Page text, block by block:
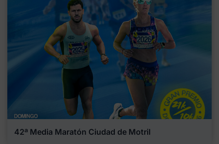
42ª Media Maratón Ciudad de Motril